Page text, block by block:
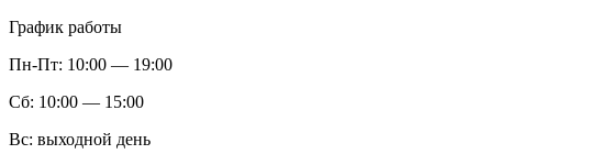
График работы
Пн-Пт: 10:00 — 19:00
Сб: 10:00 — 15:00
Вс: выходной день